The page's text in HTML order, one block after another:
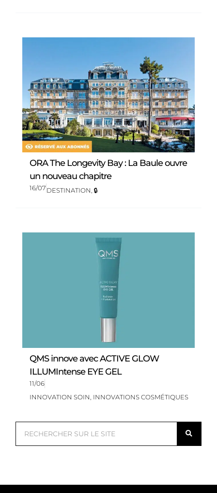
ORA The Longevity Bay : La Baule ouvre
un nouveau chapitre
16/07DESTINATION, 🔒
QMS innove avec ACTIVE GLOW
ILLUMIntense EYE GEL
11/06
INNOVATION SOIN, INNOVATIONS COSMÉTIQUES